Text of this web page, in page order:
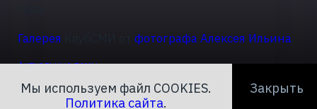
Галерея
фотографа Алексея Ильина
Актуальные темы
Мы используем файл COOKIES.
Политика сайта.
Закрыть